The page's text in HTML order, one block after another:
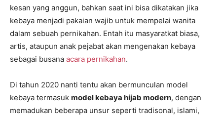
kesan yang anggun, bahkan saat ini bisa dikatakan jika
kebaya menjadi pakaian wajib untuk mempelai wanita
dalam sebuah pernikahan. Entah itu masyaratkat biasa,
artis, ataupun anak pejabat akan mengenakan kebaya
sebagai busana acara pernikahan.
Di tahun 2020 nanti tentu akan bermunculan model
kebaya termasuk model kebaya hijab modern, dengan
memadukan beberapa unsur seperti tradisonal, islami,